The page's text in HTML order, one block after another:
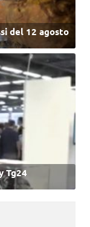
del 12 agosto
Tg24